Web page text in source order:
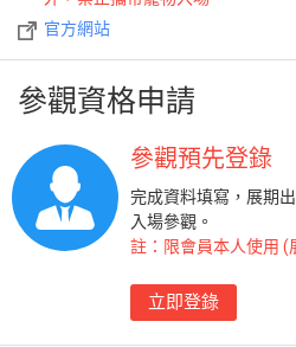
官方網站
參觀資格申請
參觀預先登錄
完成資料填寫，展期
入場參觀。
註：限會員本人使用 (
立即登錄